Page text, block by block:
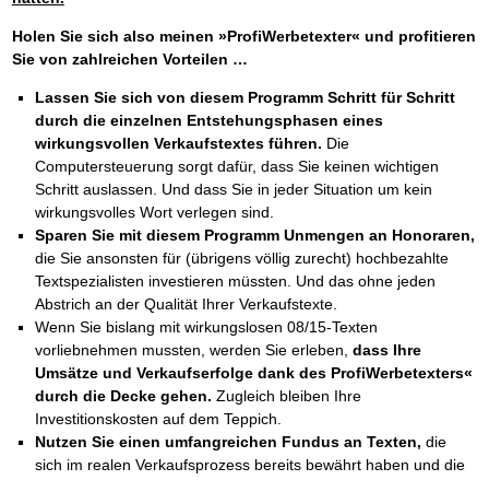
Holen Sie sich also meinen »ProfiWerbetexter« und profitieren
Sie von zahlreichen Vorteilen …
Lassen Sie sich von diesem Programm Schritt für Schritt
durch die einzelnen Entstehungsphasen eines
wirkungsvollen Verkaufstextes führen. Die
Computersteuerung sorgt dafür, dass Sie keinen wichtigen
Schritt auslassen. Und dass Sie in jeder Situation um kein
wirkungsvolles Wort verlegen sind.
Sparen Sie mit diesem Programm Unmengen an Honoraren,
die Sie ansonsten für (übrigens völlig zurecht) hochbezahlte
Textspezialisten investieren müssten. Und das ohne jeden
Abstrich an der Qualität Ihrer Verkaufstexte.
Wenn Sie bislang mit wirkungslosen 08/15-Texten
vorliebnehmen mussten, werden Sie erleben,dass Ihre
Umsätze und Verkaufserfolge dank des ProfiWerbetexters«
durch die Decke gehen. Zugleich bleiben Ihre
Investitionskosten auf dem Teppich.
Nutzen Sie einen umfangreichen Fundus an Texten, die
sich im realen Verkaufsprozess bereits bewährt haben und die